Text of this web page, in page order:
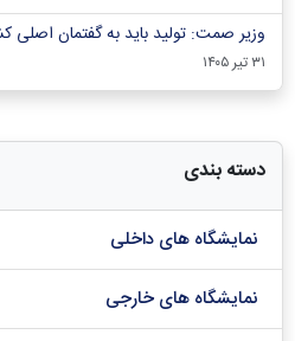
وزیر صمت: تولید باید به گفتمان اصلی
۳۱ تیر ۱۴۰۵
دسته بندی
نمایشگاه های داخلی
نمایشگاه های خارجی